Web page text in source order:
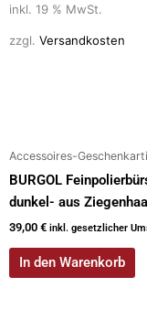
inkl. 19 % MwSt.
zzgl. Versandkosten
Accessoires-
BURGOL
dunkel- aus
39,00 € inkl. gesetzlicher
In den Warenkorb